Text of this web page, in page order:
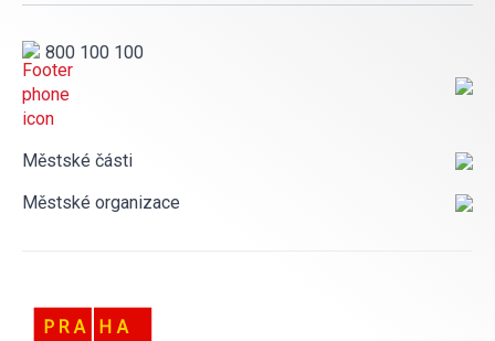
800 100 100
Městské části
Městské organizace